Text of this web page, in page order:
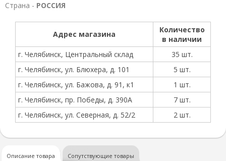
Страна - РОССИЯ
Адрес магазина
Количество
в наличии
г. Челябинск, Центральный склад
35 шт.
г. Челябинск, ул. Блюхера, д. 101
5 шт.
г. Челябинск, ул. Бажова, д. 91, к1
1 шт.
г. Челябинск, пр. Победы, д. 390А
7 шт.
г. Челябинск, ул. Северная, д. 52/2
2 шт.
Описание товара Сопутствующие товары